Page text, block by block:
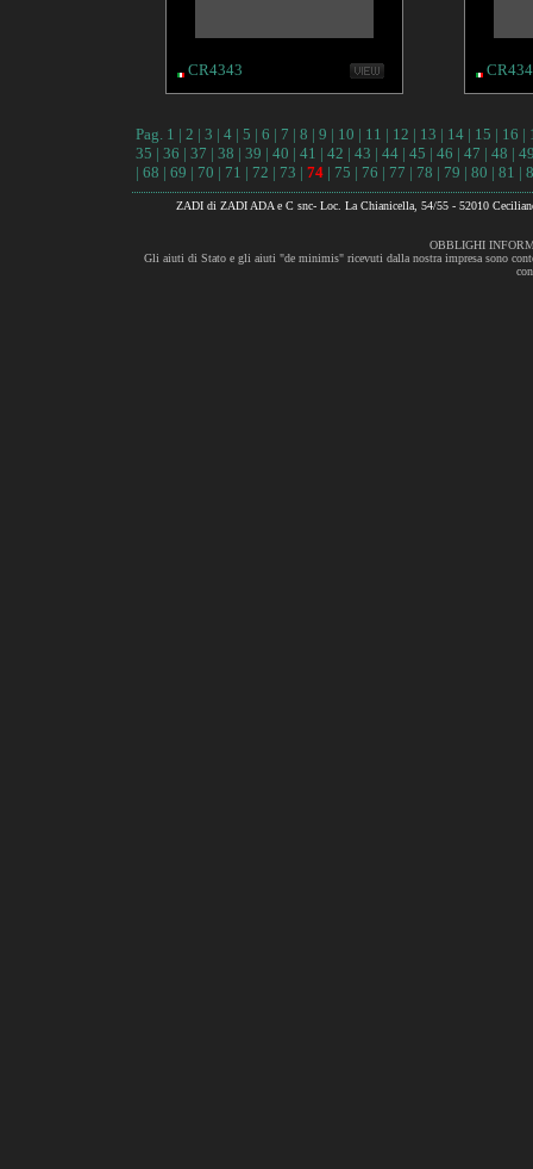
CR4343
Pag. 1 | 2 | 3 | 4| 5 | 6 | 7 | 8 | 9 | 10 | 11 | 12 | 13 | 14| 15 | 16 |
35 | 36 | 37 | 38 | 39 | 40 | 41 | 42 | 43 | 44| 45 | 46 | 47 | 48 |
| 68 | 69 | 70 | 71 | 72 | 73 | 74| 75 | 76 | 77 | 78 | 79 | 80 | 81 |
ZADI di ZADI ADA e C snc- Loc. La Chianicella, 54/55 - 52010
OBBLIGHI
Gli aiuti di Stato e gli aiuti "de minimis" ricevuti dalla nostra impresa sono